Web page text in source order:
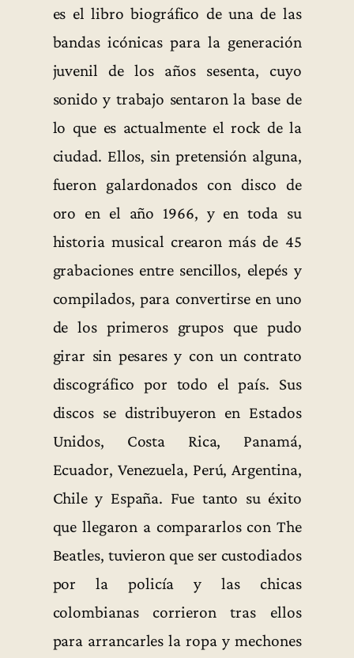
es el libro biográfico de una de las
bandas icónicas para la generación
juvenil de los años sesenta, cuyo
sonido y trabajo sentaron la base de
lo que es actualmente el rock de la
ciudad. Ellos, sin pretensión alguna,
fueron galardonados con disco de
oro en el año 1966, y en toda su
historia musical crearon más de 45
grabaciones entre sencillos, elepés y
compilados, para convertirse en uno
de los primeros grupos que pudo
girar sin pesares y con un contrato
discográfico por todo el país. Sus
discos se distribuyeron en Estados
Unidos, Costa Rica, Panamá,
Ecuador, Venezuela, Perú, Argentina,
Chile y España. Fue tanto su éxito
que llegaron a compararlos con The
Beatles, tuvieron que ser custodiados
por la policía y las chicas
colombianas corrieron tras ellos
para arrancarles la ropa y mechones